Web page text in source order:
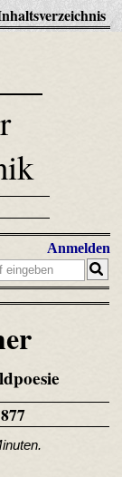
Anmelden